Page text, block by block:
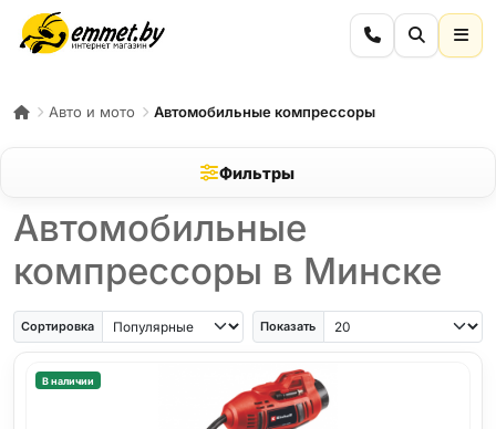
Авто и мото Автомобильные компрессоры
Фильтры
Автомобильные
компрессоры в Минске
Сортировка Показать
В наличии